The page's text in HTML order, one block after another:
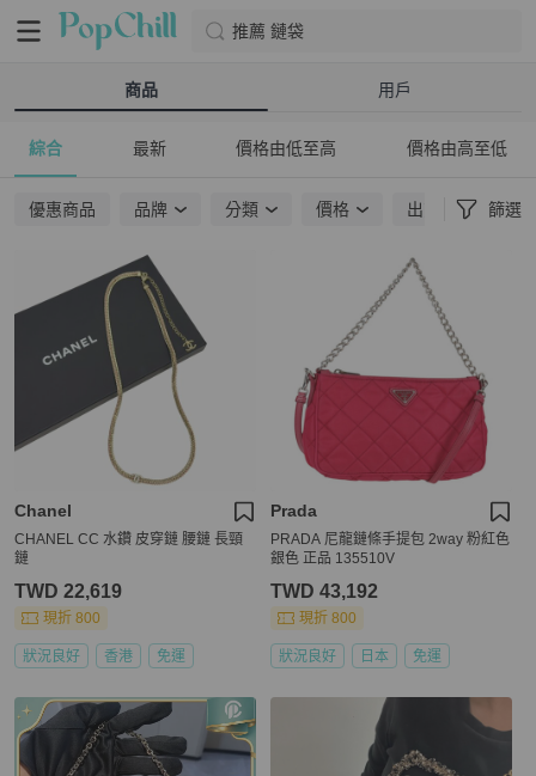
推薦 鏈袋
商品 用戶
綜合 最新 價格由低至高 價格由高至低
優惠商品 品牌 分類 價格 出貨地點 篩選
Chanel
CHANEL CC 水鑽 皮穿鏈 腰鏈 長頸
鏈
TWD 22,619
現折 800
狀況良好 香港 免運
Prada
PRADA 尼龍鏈條手提包 2way 粉紅色
銀色 正品 135510V
TWD 43,192
現折 800
狀況良好 日本 免運